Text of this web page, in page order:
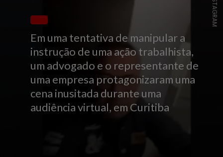
Em uma tentativa de manipular a
instrução de uma ação trabalhista,
um advogado e o representante de
uma empresa protagonizaram uma
cena inusitada durante uma
audiência virtual, em Curitiba